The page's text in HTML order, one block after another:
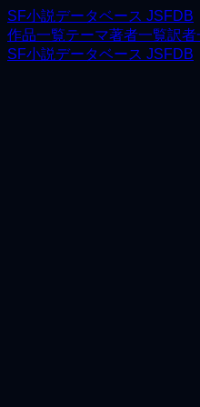
SF小説データベース JSFDB
作品一覧テーマ著者一覧訳者
SF小説データベース JSFDB